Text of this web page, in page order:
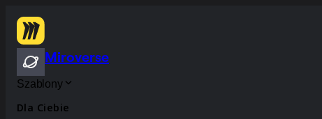
Miroverse
Szablony
Dla Ciebie